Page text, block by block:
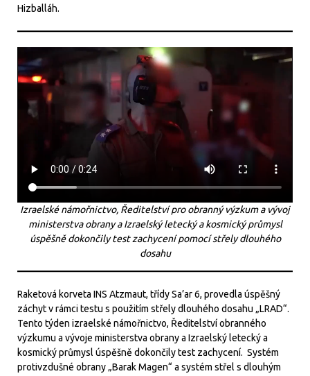
Hizballáh.
Izraelské námořnictvo, Ředitelství pro obranný výzkum a vývoj
ministerstva obrany a Izraelský letecký a kosmický průmysl
úspěšně dokončily test zachycení pomocí střely dlouhého
dosahu
Raketová korveta INS Atzmaut, třídy Sa’ar 6, provedla úspěšný
záchyt v rámci testu s použitím střely dlouhého dosahu „LRAD“.
Tento týden izraelské námořnictvo, Ředitelství obranného
výzkumu a vývoje ministerstva obrany a Izraelský letecký a
kosmický průmysl úspěšně dokončily test zachycení. Systém
protivzdušné obrany „Barak Magen“ a systém střel s dlouhým